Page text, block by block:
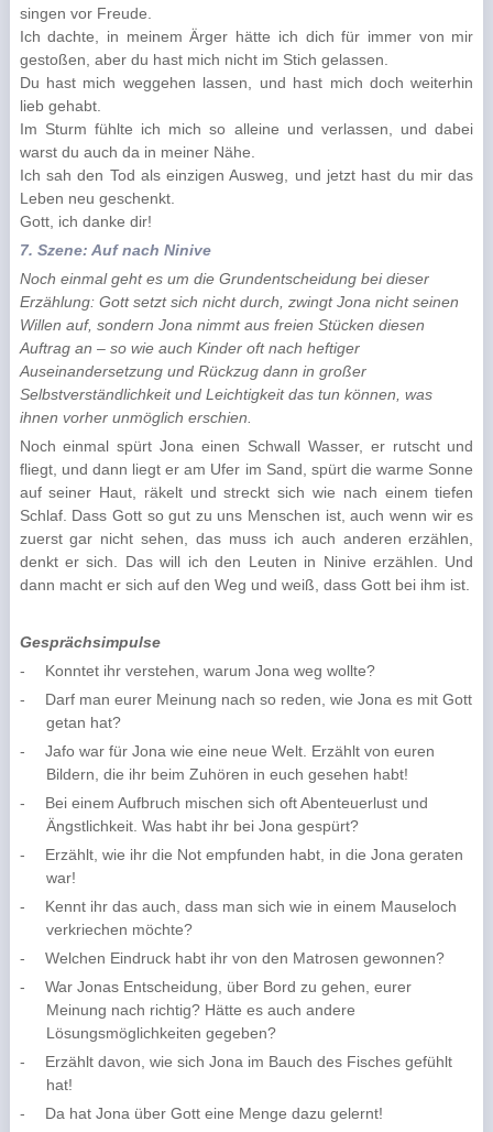
singen vor Freude.
Ich dachte, in meinem Ärger hätte ich dich für immer von mir
gestoßen, aber du hast mich nicht im Stich gelassen.
Du hast mich weggehen lassen, und hast mich doch weiterhin
lieb gehabt.
Im Sturm fühlte ich mich so alleine und verlassen, und dabei
warst du auch da in meiner Nähe.
Ich sah den Tod als einzigen Ausweg, und jetzt hast du mir das
Leben neu geschenkt.
Gott, ich danke dir!
7. Szene: Auf nach Ninive
Noch einmal geht es um die Grundentscheidung bei dieser
Erzählung: Gott setzt sich nicht durch, zwingt Jona nicht seinen
Willen auf, sondern Jona nimmt aus freien Stücken diesen
Auftrag an – so wie auch Kinder oft nach heftiger
Auseinandersetzung und Rückzug dann in großer
Selbstverständlichkeit und Leichtigkeit das tun können, was
ihnen vorher unmöglich erschien.
Noch einmal spürt Jona einen Schwall Wasser, er rutscht und
fliegt, und dann liegt er am Ufer im Sand, spürt die warme Sonne
auf seiner Haut, räkelt und streckt sich wie nach einem tiefen
Schlaf. Dass Gott so gut zu uns Menschen ist, auch wenn wir es
zuerst gar nicht sehen, das muss ich auch anderen erzählen,
denkt er sich. Das will ich den Leuten in Ninive erzäh­len. Und
dann macht er sich auf den Weg und weiß, dass Gott bei ihm ist.
Gesprächsimpulse
-
Konntet ihr verstehen, warum Jona weg wollte?
-
Darf man eurer Meinung nach so reden, wie Jona es mit Gott
getan hat?
-
Jafo war für Jona wie eine neue Welt. Erzählt von euren
Bildern, die ihr beim Zuhören in euch gesehen habt!
-
Bei einem Aufbruch mischen sich oft Abenteuerlust und
Ängstlichkeit. Was habt ihr bei Jona gespürt?
-
Erzählt, wie ihr die Not empfunden habt, in die Jona geraten
war!
-
Kennt ihr das auch, dass man sich wie in einem Mauseloch
verkriechen möchte?
-
Welchen Eindruck habt ihr von den Matrosen gewonnen?
-
War Jonas Entscheidung, über Bord zu gehen, eurer
Meinung nach richtig? Hätte es auch andere
Lösungsmöglichkeiten gegeben?
-
Erzählt davon, wie sich Jona im Bauch des Fisches gefühlt
hat!
-
Da hat Jona über Gott eine Menge dazu gelernt!